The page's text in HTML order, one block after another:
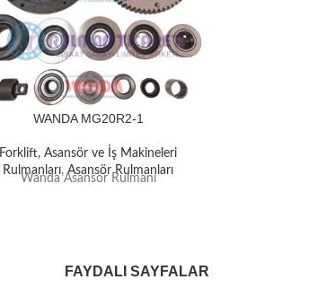
WANDA MG20R2-1
Forklift, Asansör ve İş Makineleri
Rulmanları,Asansör Rulmanları
Wanda Asansör Rulmanı
FAYDALI SAYFALAR